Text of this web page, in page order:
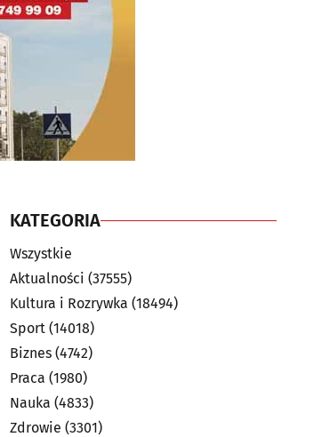
KATEGORIA
Wszystkie
Aktualności (37555)
Kultura i Rozrywka (18494)
Sport (14018)
Biznes (4742)
Praca (1980)
Nauka (4833)
Zdrowie (3301)